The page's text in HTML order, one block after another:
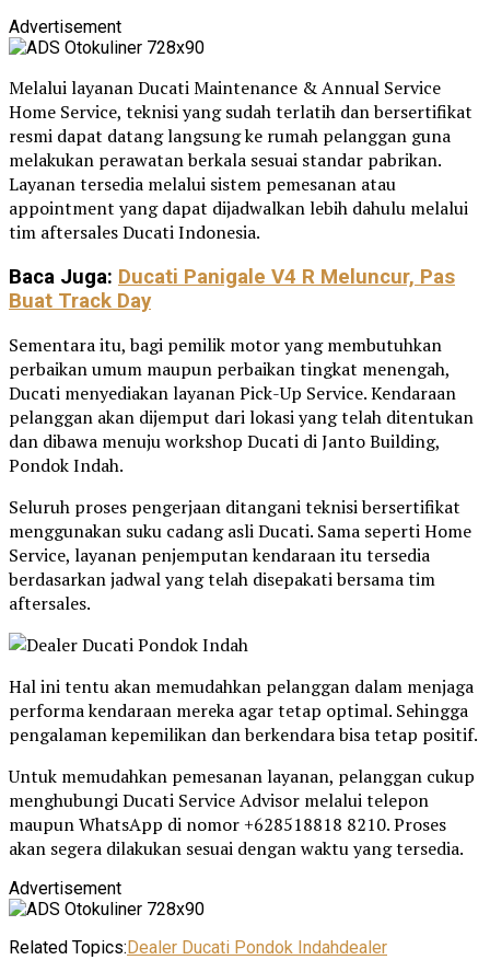
Advertisement
Melalui layanan Ducati Maintenance & Annual Service
Home Service, teknisi yang sudah terlatih dan bersertifikat
resmi dapat datang langsung ke rumah pelanggan guna
melakukan perawatan berkala sesuai standar pabrikan.
Layanan tersedia melalui sistem pemesanan atau
appointment yang dapat dijadwalkan lebih dahulu melalui
tim aftersales Ducati Indonesia.
Baca Juga: Ducati Panigale V4 R Meluncur, Pas
Buat Track Day
Sementara itu, bagi pemilik motor yang membutuhkan
perbaikan umum maupun perbaikan tingkat menengah,
Ducati menyediakan layanan Pick-Up Service. Kendaraan
pelanggan akan dijemput dari lokasi yang telah ditentukan
dan dibawa menuju workshop Ducati di Janto Building,
Pondok Indah.
Seluruh proses pengerjaan ditangani teknisi bersertifikat
menggunakan suku cadang asli Ducati. Sama seperti Home
Service, layanan penjemputan kendaraan itu tersedia
berdasarkan jadwal yang telah disepakati bersama tim
aftersales.
Hal ini tentu akan memudahkan pelanggan dalam menjaga
performa kendaraan mereka agar tetap optimal. Sehingga
pengalaman kepemilikan dan berkendara bisa tetap positif.
Untuk memudahkan pemesanan layanan, pelanggan cukup
menghubungi Ducati Service Advisor melalui telepon
maupun WhatsApp di nomor +628518818 8210. Proses
akan segera dilakukan sesuai dengan waktu yang tersedia.
Advertisement
Related Topics: Dealer Ducati Pondok Indahdealer